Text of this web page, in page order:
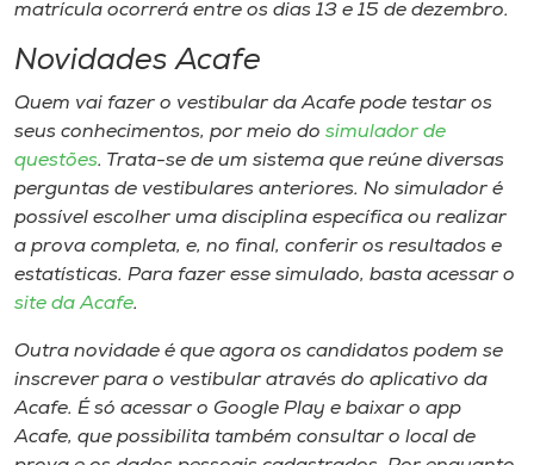
matrícula ocorrerá entre os dias 13 e 15 de dezembro.
Novidades Acafe
Quem vai fazer o vestibular da Acafe pode testar os
seus conhecimentos, por meio do simulador de
questões. Trata-se de um sistema que reúne diversas
perguntas de vestibulares anteriores. No simulador é
possível escolher uma disciplina específica ou realizar
a prova completa, e, no final, conferir os resultados e
estatísticas. Para fazer esse simulado, basta acessar o
site da Acafe.
Outra novidade é que agora os candidatos podem se
inscrever para o vestibular através do aplicativo da
Acafe. É só acessar o Google Play e baixar o app
Acafe, que possibilita também consultar o local de